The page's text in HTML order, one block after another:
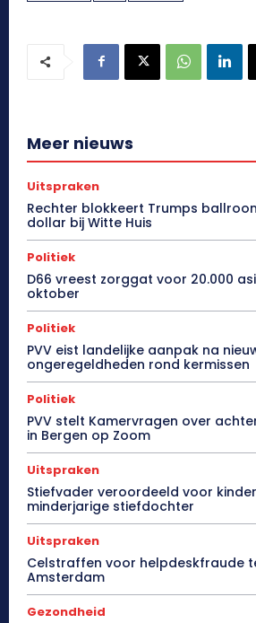
Meer nieuws
Uitspraken
Rechter blokkeert Trumps
dollar bij Witte Huis
Politiek
D66 vreest zorggat voor 20.000
oktober
Politiek
PVV eist landelijke aanpak na
ongeregeldheden rond kermissen
Politiek
PVV stelt Kamervragen over
in Bergen op Zoom
Uitspraken
Stiefvader veroordeeld voor
minderjarige stiefdochter
Uitspraken
Celstraffen voor helpdeskfraude
Amsterdam
Gezondheid